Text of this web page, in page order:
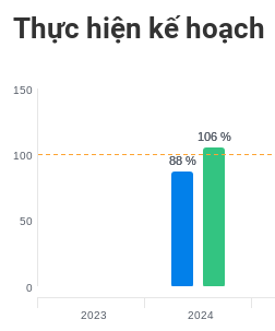
Thực hiện kế hoạch
88 %
88 %
106 %
106 %
0
50
100
150
2023 2024